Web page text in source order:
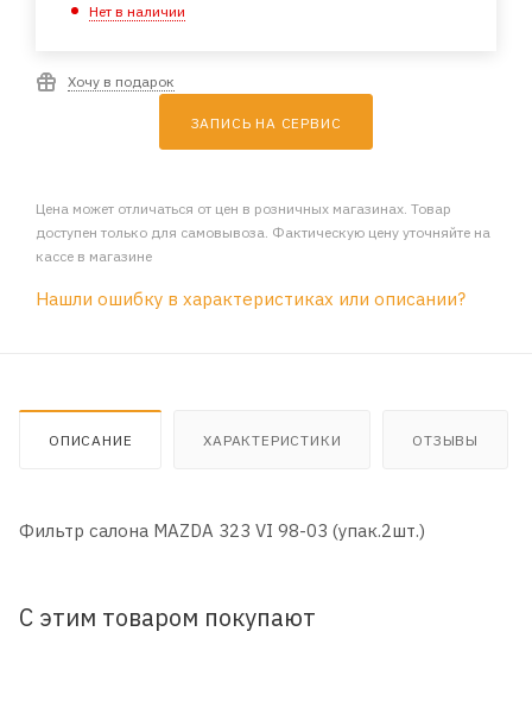
Нет в наличии
Хочу в подарок
ЗАПИСЬ НА СЕРВИС
Цена может отличаться от цен в розничных магазинах. Товар
доступен только для самовывоза. Фактическую цену уточняйте на
кассе в магазине
Нашли ошибку в характеристиках или описании?
ОПИСАНИЕ ХАРАКТЕРИСТИКИ ОТЗЫВЫ
Фильтр салона MAZDA 323 VI 98-03 (упак.2шт.)
С этим товаром покупают